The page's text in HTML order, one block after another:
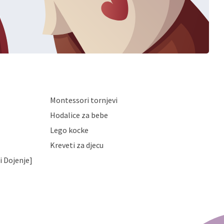
Montessori tornjevi
Hodalice za bebe
Lego kocke
Kreveti za djecu
Dojenje]